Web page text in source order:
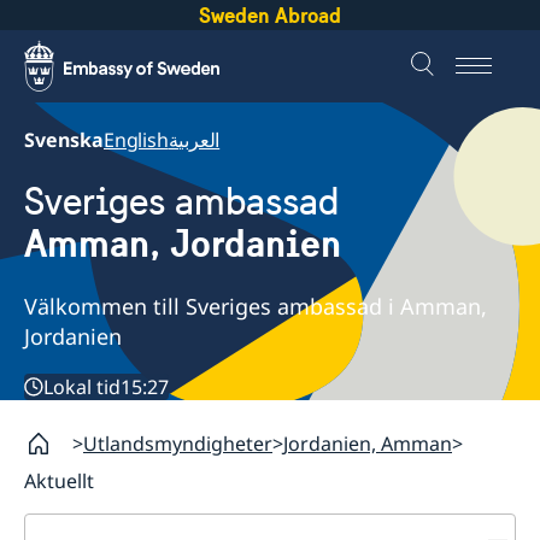
Sweden Abroad
SvenskaEnglishالعربية
Sveriges ambassad
Amman, Jordanien
Välkommen till Sveriges ambassad i Amman,
Jordanien
Lokal tid15:27
Utlandsmyndigheter Jordanien, Amman
Aktuellt